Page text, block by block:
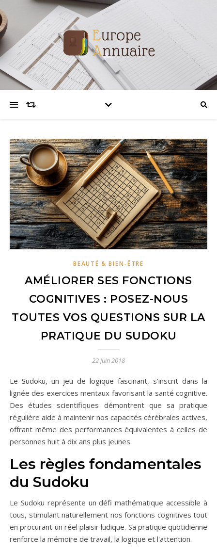
BEAUTÉ & BIEN-ÊTRE
AMÉLIORER SES FONCTIONS
COGNITIVES : POSEZ-NOUS
TOUTES VOS QUESTIONS SUR LA
PRATIQUE DU SUDOKU
22 juin 2018
Le Sudoku, un jeu de logique fascinant, s'inscrit dans la
lignée des exercices mentaux favorisant la santé cognitive.
Des études scientifiques démontrent que sa pratique
régulière aide à maintenir nos capacités cérébrales actives,
offrant même des performances équivalentes à celles de
personnes huit à dix ans plus jeunes.
Les règles fondamentales
du Sudoku
Le Sudoku représente un défi mathématique accessible à
tous, stimulant naturellement nos fonctions cognitives tout
en procurant un réel plaisir ludique. Sa pratique quotidienne
renforce la mémoire de travail, la logique et l'attention.